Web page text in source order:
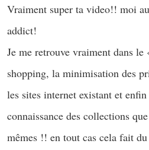
Vraiment super ta video!! moi
addict!
Je me retrouve vraiment dans
shopping, la minimisation des
les sites internet existant et
connaissance des collections
mêmes !! en tout cas cela fait